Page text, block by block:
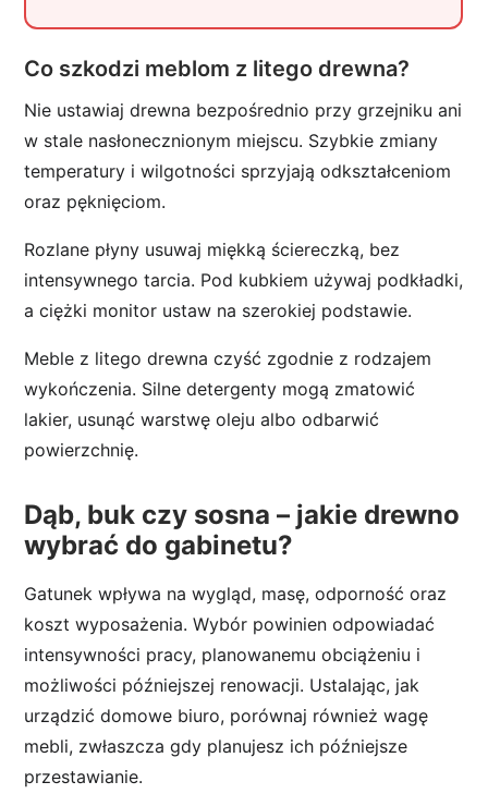
Co szkodzi meblom z litego drewna?
Nie ustawiaj drewna bezpośrednio przy grzejniku ani
w stale nasłonecznionym miejscu. Szybkie zmiany
temperatury i wilgotności sprzyjają odkształceniom
oraz pęknięciom.
Rozlane płyny usuwaj miękką ściereczką, bez
intensywnego tarcia. Pod kubkiem używaj podkładki,
a ciężki monitor ustaw na szerokiej podstawie.
Meble z litego drewna czyść zgodnie z rodzajem
wykończenia. Silne detergenty mogą zmatowić
lakier, usunąć warstwę oleju albo odbarwić
powierzchnię.
Dąb, buk czy sosna – jakie drewno
wybrać do gabinetu?
Gatunek wpływa na wygląd, masę, odporność oraz
koszt wyposażenia. Wybór powinien odpowiadać
intensywności pracy, planowanemu obciążeniu i
możliwości późniejszej renowacji. Ustalając, jak
urządzić domowe biuro, porównaj również wagę
mebli, zwłaszcza gdy planujesz ich późniejsze
przestawianie.